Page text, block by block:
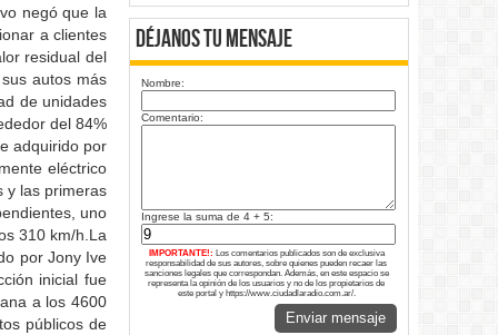
negó que la
a clientes
residual del
autos más
de unidades
del 84%
adquirido por
eléctrico
y las primeras
uno
310 km/h.La
por Jony Ive
inicial fue
a los 4600
públicos de
Déjanos tu Mensaje
Nombre:
Comentario:
Ingrese la suma de 4 + 5:
IMPORTANTE!: Los comentarios publicados son de exclusiva
responsabilidad de sus autores, sobre quienes pueden recaer las
sanciones legales que correspondan. Además, en este espacio se
representa la opinión de los usuarios y no de los propietarios de
este portal y https://www.ciudadlaradio.com.ar/.
Enviar mensaje